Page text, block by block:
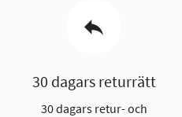
30 dagars returrätt
30 dagars retur- och